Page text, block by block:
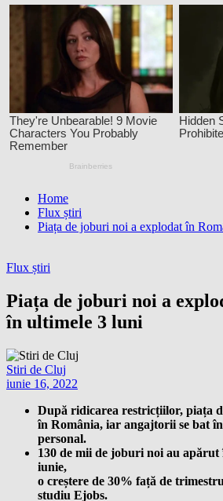
Home
Flux știri
Piața de joburi noi a explodat în
Flux știri
Piața de joburi noi a
în ultimele 3 luni
Stiri de Cluj
iunie 16, 2022
După ridicarea restricțiilor, piața
în România, iar angajtorii se bat
personal.
130 de mii de joburi noi au
iunie,
o creștere de 30% față de
studiu Ejobs.